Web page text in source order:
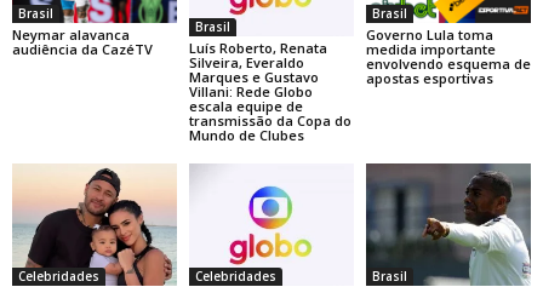
Brasil
Neymar alavanca
audiência da CazéTV
Brasil
Luís Roberto, Renata
Silveira, Everaldo
Marques e Gustavo
Villani: Rede Globo
escala equipe de
transmissão da Copa do
Mundo de Clubes
Brasil
Governo Lula toma
medida importante
envolvendo esquema de
apostas esportivas
Celebridades Celebridades Brasil